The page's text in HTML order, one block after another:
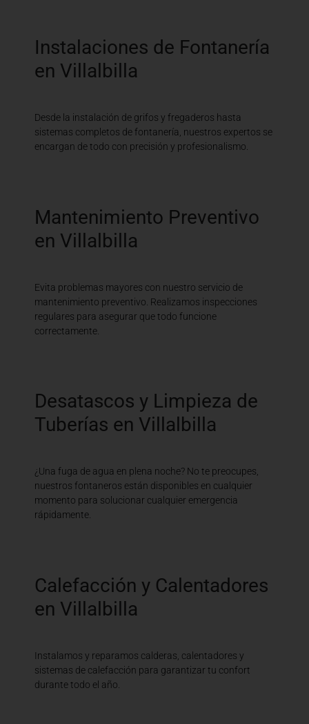
Instalaciones de Fontanería
en Villalbilla
Desde la instalación de grifos y fregaderos hasta
sistemas completos de fontanería, nuestros expertos se
encargan de todo con precisión y profesionalismo.
Mantenimiento Preventivo
en Villalbilla
Evita problemas mayores con nuestro servicio de
mantenimiento preventivo. Realizamos inspecciones
regulares para asegurar que todo funcione
correctamente.
Desatascos y Limpieza de
Tuberías en Villalbilla
¿Una fuga de agua en plena noche? No te preocupes,
nuestros fontaneros están disponibles en cualquier
momento para solucionar cualquier emergencia
rápidamente.
Calefacción y Calentadores
en Villalbilla
Instalamos y reparamos calderas, calentadores y
sistemas de calefacción para garantizar tu confort
durante todo el año.